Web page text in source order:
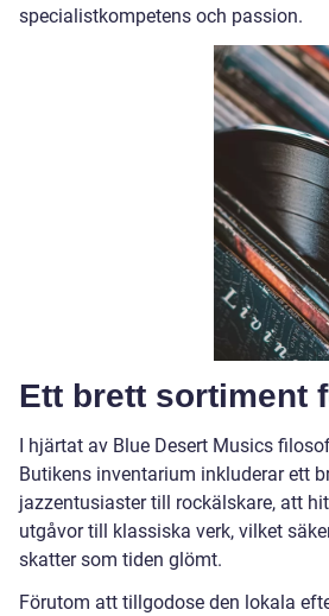
specialistkompetens och passion.
Ett brett sortiment
I hjärtat av Blue Desert Musics
Butikens inventarium inkluderar ett
jazzentusiaster till rockälskare, att
utgåvor till klassiska verk, vilket
skatter som tiden glömt.
Förutom att tillgodose den lokala